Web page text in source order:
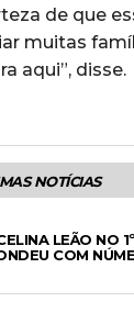
de que
muitas
aqui”, disse.
NOTÍCIAS
LEÃO NO
COM